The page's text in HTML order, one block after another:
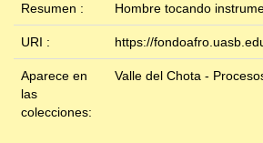
Resumen : Hombre tocando
URI : https://
Aparece en
las
colecciones:
Valle del Chota -